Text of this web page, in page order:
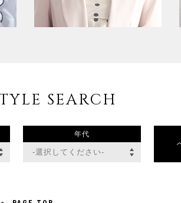
SEARCH
年代